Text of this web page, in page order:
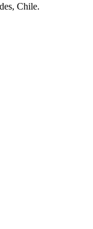
Chile.